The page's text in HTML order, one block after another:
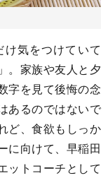
気をつけていて
。家族や友人と夕
字を見て後悔の念
あるのではないで
ど、食欲もしっか
に向けて、早稲田
ットコーチとして